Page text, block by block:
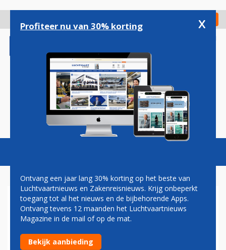
gaan
Check in
Magazine Podcasts Vacatures
S7 AIRLINES BREIDT UIT OP
DÜSSELDORF AIRPORT
Profiteer nu van 30% korting x
Ontvang een jaar lang 30% korting op het beste van
Luchtvaartnieuws en Zakenreisnieuws. Krijg onbeperkt
toegang tot al het nieuws en de bijbehorende Apps.
Ontvang tevens 12 maanden het Luchtvaartnieuws
Magazine in de mail of op de mat.
Bekijk aanbieding